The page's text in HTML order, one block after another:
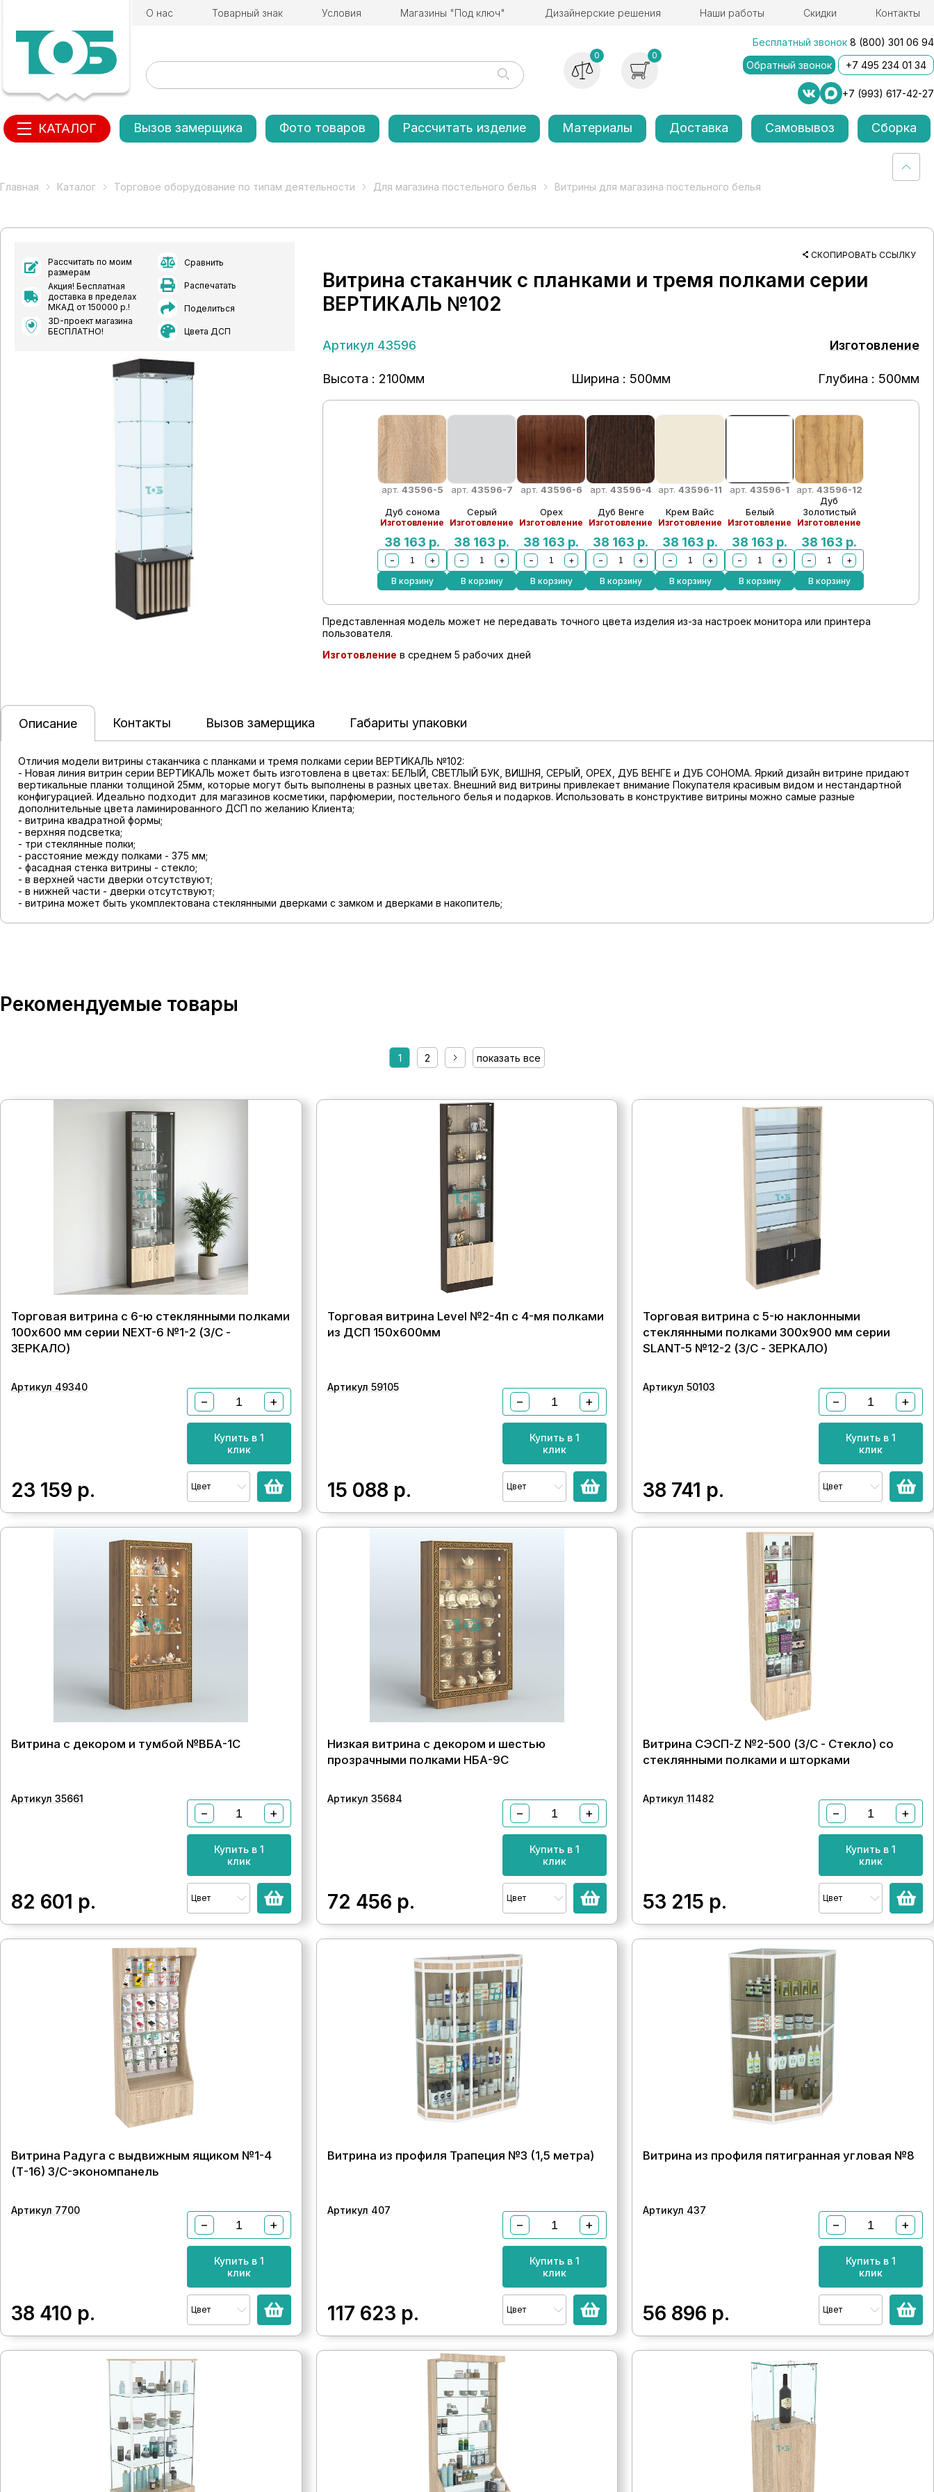
О нас Товарный знак Условия Магазины "Под ключ" Дизайнерские решения Наши работы Скидки Контакты
0 0
Бесплатный звонок 8 (800) 301 06 94
Обратный звонок
+7 495 234 01 34
+7 (993) 617-42-27
КАТАЛОГ Вызов замерщика Фото товаров Рассчитать изделие Материалы Доставка Самовывоз Сборка
Главная Каталог Торговое оборудование по типам деятельности Для магазина постельного белья Витрины для магазина постельного белья
Рассчитать по моим
размерам
Акция! Бесплатная
доставка в пределах
МКАД от 150000 р.!
3D-проект магазина
БЕСПЛАТНО!
Сравнить
Распечатать
Поделиться
Цвета ДСП
СКОПИРОВАТЬ ССЫЛКУ
Витрина стаканчик с планками и тремя полками серии
ВЕРТИКАЛЬ №102
Артикул 43596 Изготовление
Высота : 2100мм Ширина : 500мм Глубина : 500мм
арт. 43596-5
Дуб сонома
Изготовление
38 163 р.
−
+
В корзину
арт. 43596-7
Серый
Изготовление
38 163 р.
−
+
В корзину
арт. 43596-6
Орех
Изготовление
38 163 р.
−
+
В корзину
арт. 43596-4
Дуб Венге
Изготовление
38 163 р.
−
+
В корзину
арт.43596-11
Крем Вайс
Изготовление
38 163 р.
−
+
В корзину
арт.43596-1
Белый
Изготовление
38 163 р.
−
+
В корзину
арт. 43596-12
Дуб
Золотистый
Изготовление
38 163 р.
−
+
В корзину
Представленная модель может не передавать точного цвета изделия из-за настроек монитора или принтера
пользователя.
Изготовление в среднем 5 рабочих дней
Описание Контакты Вызов замерщика Габариты упаковки
Отличия модели витрины стаканчика с планками и тремя полками серии ВЕРТИКАЛЬ №102:
- Новая линия витрин серии ВЕРТИКАЛЬ может быть изготовлена в цветах: БЕЛЫЙ, СВЕТЛЫЙ БУК, ВИШНЯ, СЕРЫЙ, ОРЕХ, ДУБ ВЕНГЕ и ДУБ СОНОМА. Яркий дизайн витрине придают
вертикальные планки толщиной 25мм, которые могут быть выполнены в разных цветах. Внешний вид витрины привлекает внимание Покупателя красивым видом и нестандартной
конфигурацией. Идеально подходит для магазинов косметики, парфюмерии, постельного белья и подарков. Использовать в конструктиве витрины можно самые разные
дополнительные цвета ламинированного ДСП по желанию Клиента;
- витрина квадратной формы;
- верхняя подсветка;
- три стеклянные полки;
- расстояние между полками - 375 мм;
- фасадная стенка витрины - стекло;
- в верхней части дверки отсутствуют;
- в нижней части - дверки отсутствуют;
- витрина может быть укомплектована стеклянными дверками с замком и дверками в накопитель;
Рекомендуемые товары
1 2 показать все
Торговая витрина с 6-ю стеклянными полками
100x600 мм серии NEXT-6 №1-2 (З/C -
ЗЕРКАЛО)
Артикул 49340
23 159 р.
− +
Купить в 1
клик
Цвет
Торговая витрина Level №2-4п с 4-мя полками
из ДСП 150х600мм
Артикул 59105
15 088 р.
− +
Купить в 1
клик
Цвет
Торговая витрина с 5-ю наклонными
стеклянными полками 300x900 мм серии
SLANT-5 №12-2 (З/C - ЗЕРКАЛО)
Артикул 50103
38 741 р.
− +
Купить в 1
клик
Цвет
Витрина с декором и тумбой №ВБА-1С
Артикул 35661
82 601 р.
− +
Купить в 1
клик
Цвет
Низкая витрина с декором и шестью
прозрачными полками НБА-9С
Артикул 35684
72 456 р.
− +
Купить в 1
клик
Цвет
Витрина СЭСП-Z №2-500 (З/C - Стекло) со
стеклянными полками и шторками
Артикул 11482
53 215 р.
− +
Купить в 1
клик
Цвет
Витрина Радуга с выдвижным ящиком №1-4
(Т-16) З/C-экономпанель
Артикул 7700
38 410 р.
− +
Купить в 1
клик
Цвет
Витрина из профиля Трапеция №3 (1,5 метра)
Артикул 407
117 623 р.
− +
Купить в 1
клик
Цвет
Витрина из профиля пятигранная угловая №8
Артикул 437
56 896 р.
− +
Купить в 1
клик
Цвет